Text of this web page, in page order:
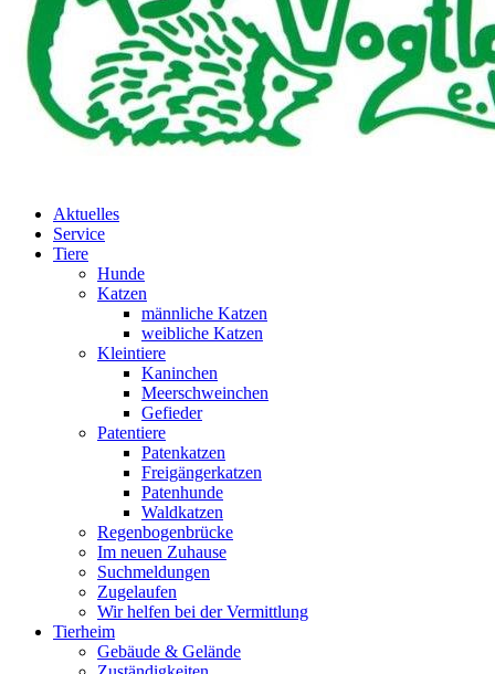
Aktuelles
Service
Tiere
Hunde
Katzen
männliche Katzen
weibliche Katzen
Kleintiere
Kaninchen
Meerschweinchen
Gefieder
Patentiere
Patenkatzen
Freigängerkatzen
Patenhunde
Waldkatzen
Regenbogenbrücke
Im neuen Zuhause
Suchmeldungen
Zugelaufen
Wir helfen bei der Vermittlung
Tierheim
Gebäude & Gelände